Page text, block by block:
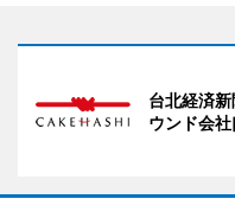
台北経済
ウンド会